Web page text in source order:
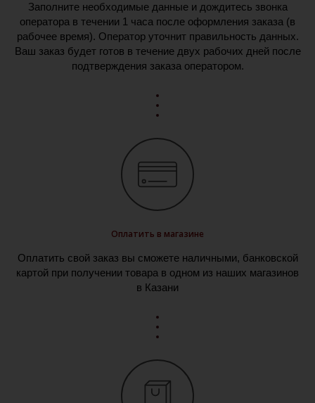
Заполните необходимые данные и дождитесь звонка
оператора в течении 1 часа после оформления заказа (в
рабочее время). Оператор уточнит правильность данных.
Ваш заказ будет готов в течение двух рабочих дней после
подтверждения заказа оператором.
Оплатить в магазине
Оплатить свой заказ вы сможете наличными, банковской
картой при получении товара в одном из наших магазинов
в Казани